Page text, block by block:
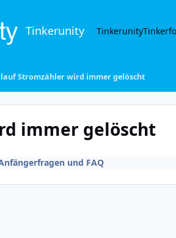
Tinkerunity Tinkerunity
Stromzähler wird immer gelöscht
immer gelöscht
und FAQ